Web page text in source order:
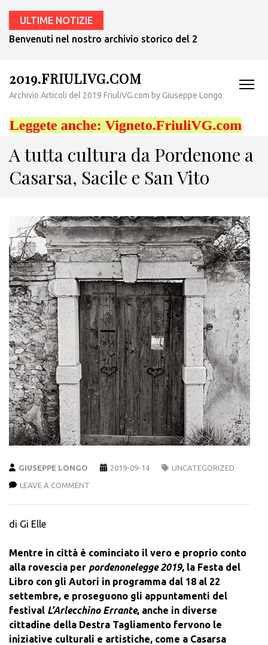
ULTIME NOTIZIE
Benvenuti nel nostro archivio storico del 2019! –
2019.FRIULIVG.COM
Archivio Articoli del 2019 FriuliVG.com by Giuseppe Longo
A tutta cultura da Pordenone a
Casarsa, Sacile e San Vito
GIUSEPPE LONGO 2019-09-14 UNCATEGORIZED
LEAVE A COMMENT
di Gi Elle
Mentre in città è cominciato il vero e proprio conto
alla rovescia per pordenonelegge 2019, la Festa del
Libro con gli Autori in programma dal 18 al 22
settembre, e proseguono gli appuntamenti del
festival L’Arlecchino Errante, anche in diverse
cittadine della Destra Tagliamento fervono le
iniziative culturali e artistiche, come a Casarsa